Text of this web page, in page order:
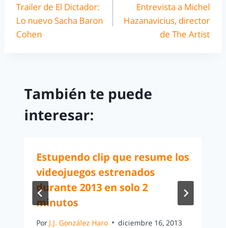
Trailer de El Dictador:
Lo nuevo Sacha Baron
Cohen
Entrevista a Michel
Hazanavicius, director
de The Artist
También te puede
interesar:
Estupendo clip que resume los
videojuegos estrenados
durante 2013 en solo 2
minutos
Por J.J. González Haro diciembre 16, 2013